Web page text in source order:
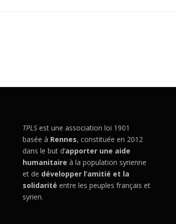
TPLS est une association loi 1901
basée à Rennes, constituée en 2012
dans le but d’apporter une aide
humanitaire à la population syrienne
et de développer l’amitié et la
solidarité entre les peuples français et
syrien.